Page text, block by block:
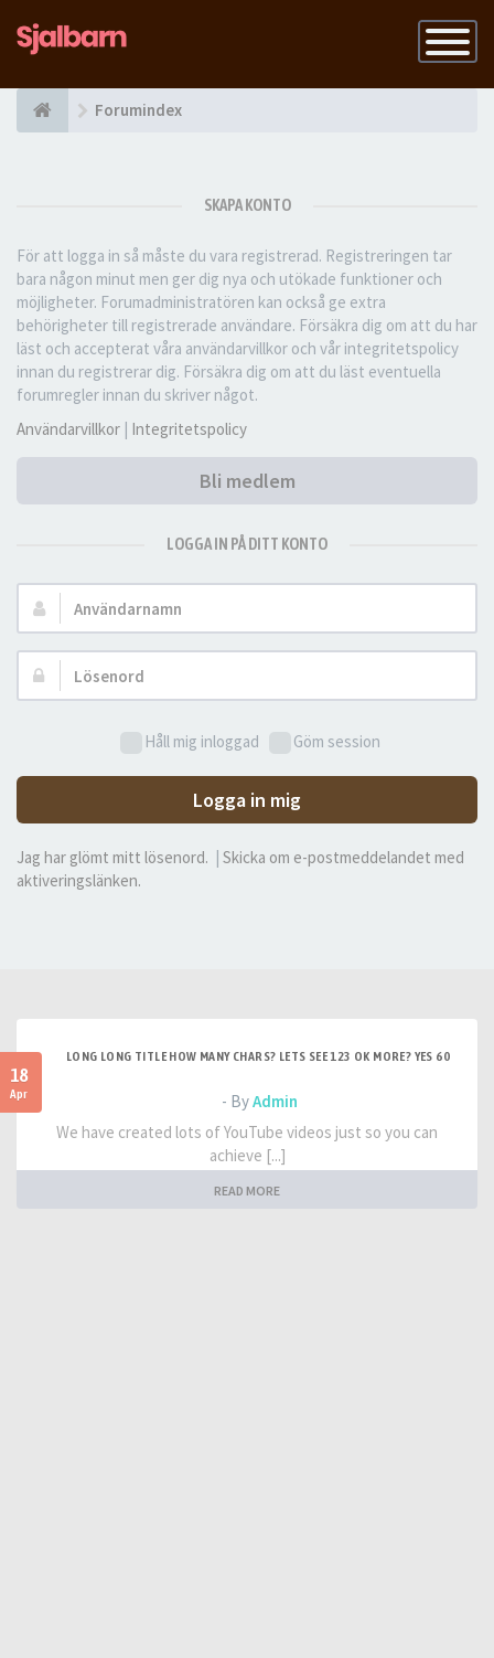
Slå
på
Forumindex
SKAPA KONTO
För att logga in så måste du vara registrerad. Registreringen tar
bara någon minut men ger dig nya och utökade funktioner och
möjligheter. Forumadministratören kan också ge extra
behörigheter till registrerade användare. Försäkra dig om att du har
läst och accepterat våra användarvillkor och vår integritetspolicy
innan du registrerar dig. Försäkra dig om att du läst eventuella
forumregler innan du skriver något.
Användarvillkor | Integritetspolicy
Bli medlem
LOGGA IN PÅ DITT KONTO
Användarnamn:
Lösenord:
Håll mig inloggad Göm session
Logga in mig
Jag har glömt mitt lösenord.
Skicka om e-postmeddelandet med
aktiveringslänken.
18
Apr
LONG LONG TITLE HOW MANY CHARS? LETS SEE 123 OK MORE? YES 60
- ByAdmin
We have created lots of YouTube videos just so you can
achieve [...]
READ MORE